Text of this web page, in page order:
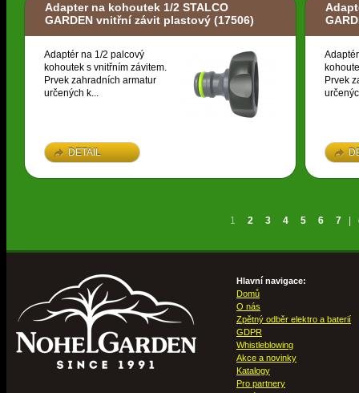
Adapter na kohoutek 1/2 STALCO
GARDEN vnitřní závit plastový (17506)
Adaptér na 1/2 palcový
kohoutek s vnitřním závitem.
Prvek zahradních armatur
určených k...
DETAIL
Prvek
1 2 3 4 5 6 7
Hlavní navigace:
Domů
O nás
Zpětný odběr elektro a baterií
GDPR
Whistleblowing
Akce a novinky
Katalogy
Pro partnery